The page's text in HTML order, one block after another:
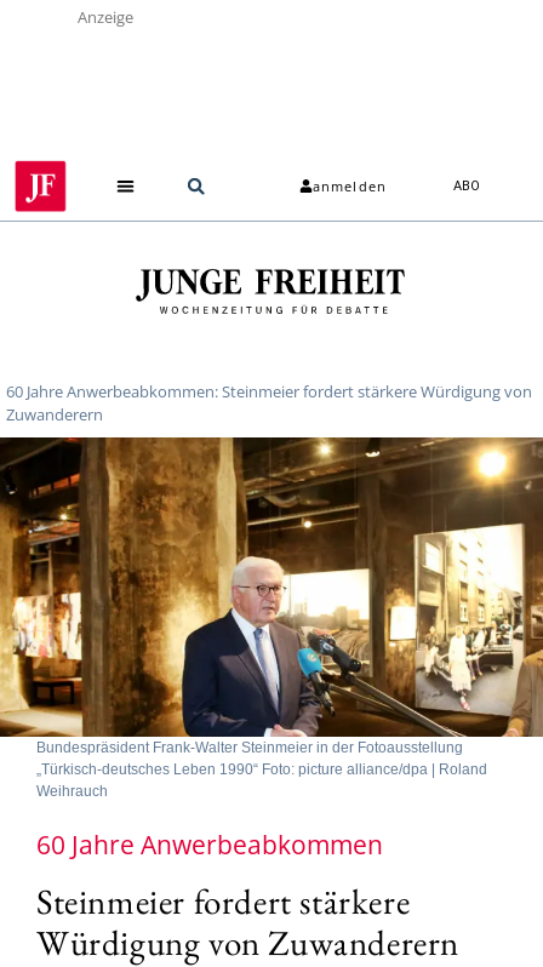
Anzeige
anmelden ABO
60 Jahre Anwerbeabkommen: Steinmeier fordert stärkere Würdigung von
Zuwanderern
Bundespräsident Frank-Walter Steinmeier in der Fotoausstellung
„Türkisch-deutsches Leben 1990“ Foto: picture alliance/dpa | Roland
Weihrauch
60 Jahre Anwerbeabkommen
Steinmeier fordert stärkere
Würdigung von Zuwanderern